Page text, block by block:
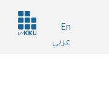
En
عربي
Header
services